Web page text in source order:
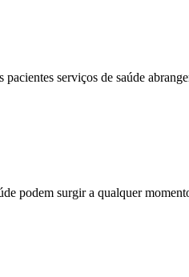
serviços de saúde
surgir a qualquer